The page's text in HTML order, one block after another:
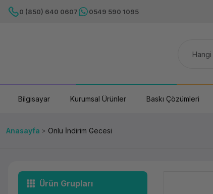
0 (850) 640 0607 0549 590 1095
Bilgisayar Kurumsal Ürünler Baskı Çözümleri
Anasayfa Onlu İndirim Gecesi
Ürün Grupları